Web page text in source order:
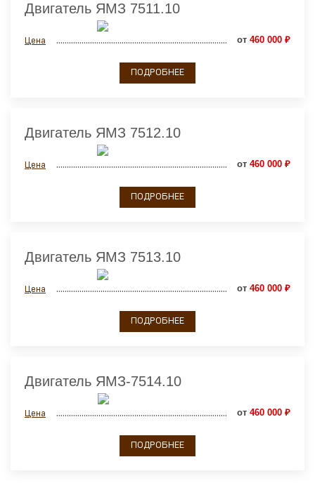
Двигатель ЯМЗ 7511.10
Цена от 460 000 ₽
ПОДРОБНЕЕ
Двигатель ЯМЗ 7512.10
Цена от 460 000 ₽
ПОДРОБНЕЕ
Двигатель ЯМЗ 7513.10
Цена от 460 000 ₽
ПОДРОБНЕЕ
Двигатель ЯМЗ-7514.10
Цена от 460 000 ₽
ПОДРОБНЕЕ